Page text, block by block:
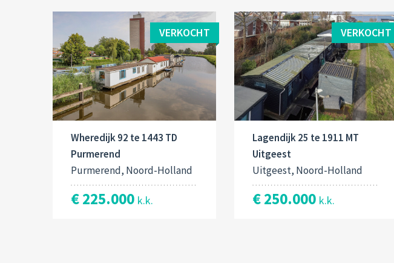
VERKOCHT
Wheredijk 92 te 1443 TD
Purmerend
Purmerend, Noord-Holland
€ 225.000 k.k.
VERKOCHT
Lagendijk 25 te 1911 MT
Uitgeest
Uitgeest, Noord-Holland
€ 250.000 k.k.